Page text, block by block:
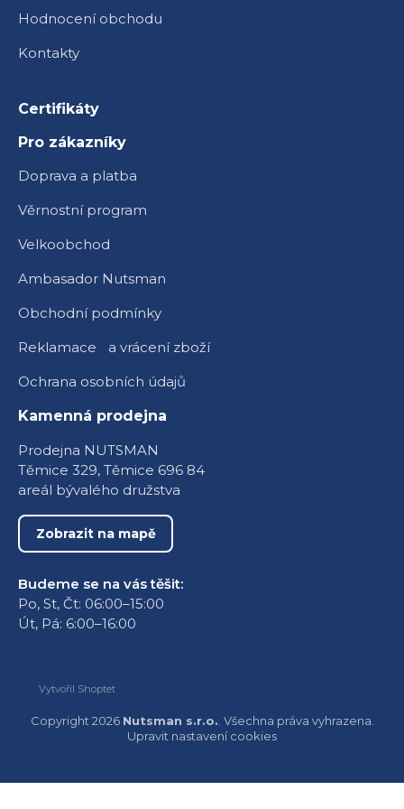
Hodnocení obchodu
Kontakty
Certifikáty
Pro zákazníky
Doprava a platba
Věrnostní program
Velkoobchod
Ambasador Nutsman
Obchodní podmínky
Reklamace a vrácení zboží
Ochrana osobních údajů
Kamenná prodejna
Prodejna NUTSMAN
Těmice 329, Těmice 696 84
areál bývalého družstva
Zobrazit na mapě
Budeme se na vás těšit:
Po, St, Čt: 06:00–15:00
Út, Pá: 6:00–16:00
Vytvořil Shoptet
Copyright 2026 Nutsman s.r.o.. Všechna práva vyhrazena.
Upravit nastavení cookies